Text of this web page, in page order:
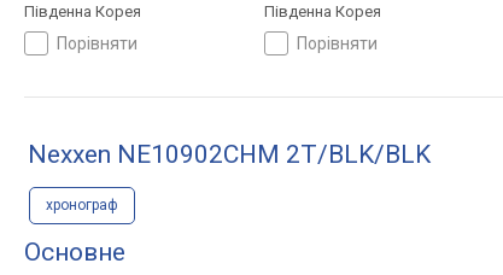
Південна Корея
порівняти
Південна Корея
порівняти
Nexxen NE10902CHM 2T/BLK/BLK
хронограф
Основне